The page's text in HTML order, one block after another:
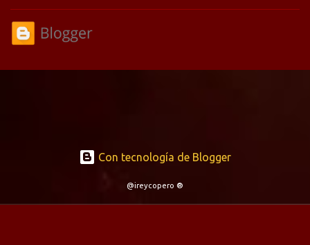
r
i
o
s
Con tecnología de Blogger
@ireycopero ®